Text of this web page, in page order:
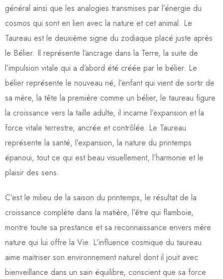
général ainsi que les analogies transmises par l’énergie du
cosmos qui sont en lien avec la nature et cet animal. Le
Taureau est le deuxième signe du zodiaque placé juste après
le Bélier. Il représente l’ancrage dans la Terre, la suite de
l’impulsion vitale qui a d’abord été créée par le bélier. Le
bélier représente le nouveau né, l’enfant qui vient de sortir de
sa mère, la tête la première comme un bélier, le taureau figure
la croissance vers la taille adulte, il incarne l’expansion et la
force vitale terrestre, ancrée et contrôlée. Le Taureau
représente la santé, l’expansion, la nature du printemps
épanoui, tout ce qui est beau visuellement, l’harmonie et le
plaisir des sens.
C’est le milieu de la saison du printemps, le résultat de la
croissance complète dans la matière, l’être qui flamboie,
montre toute sa prestance et sa reconnaissance envers mère
nature qui lui offre la Vie. L’influence cosmique du taureau
aime maitriser son environnement naturel dont il jouit avec
bienveillance dans un sain équilibre, conscient que sa force